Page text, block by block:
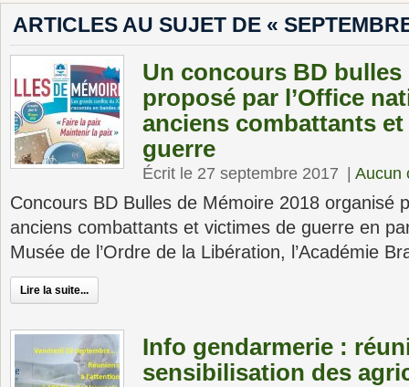
ARTICLES AU SUJET DE «
Un concours BD bulles
proposé par l’Office
anciens combattants
guerre
Écrit le 27 septembre 2017 Aucun
Concours BD Bulles de Mémoire 2018 organisé
anciens combattants et victimes de guerre en
Musée de l’Ordre de la Libération, l’Académie
Lire la suite...
Info gendarmerie :
sensibilisation des